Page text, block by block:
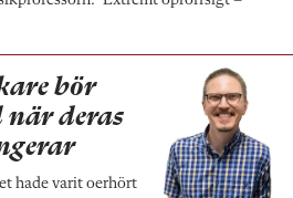
bör
när deras
hade varit oerhört